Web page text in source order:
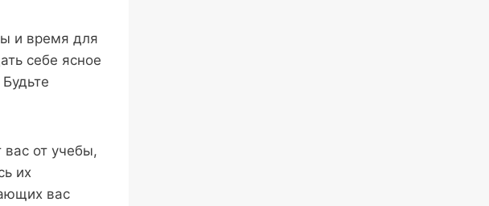
и время для
себе ясное
от учебы,
их
вас